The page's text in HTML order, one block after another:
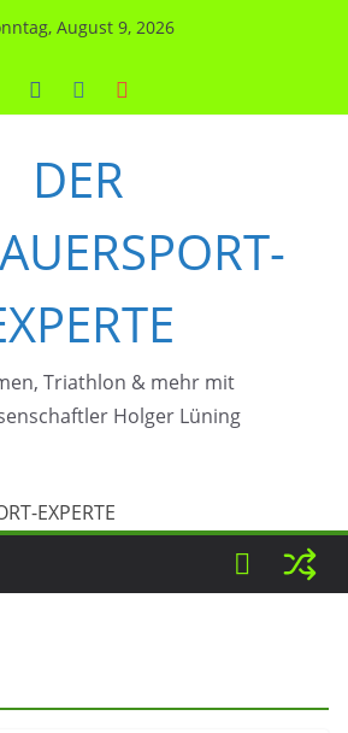
August 9, 2026
DER
Triathlon & mehr mit
Holger Lüning